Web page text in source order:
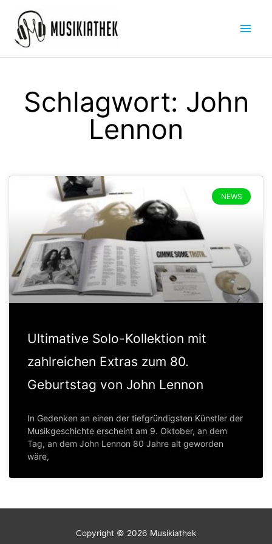
Inhalt
springen
Schlagwort: John
Lennon
NEWS
Ultimative Solo-Kollektion mit
zahlreichen Extras zum 80.
Geburtstag von John Lennon
In Gedenken an einen der tiefgründigsten Künstler der
Musikgeschichte erscheint am 9. Oktober, an dem
Tag, an dem John Lennon 80 Jahre alt geworden
wäre,
Copyright © 2026 Musikiathek